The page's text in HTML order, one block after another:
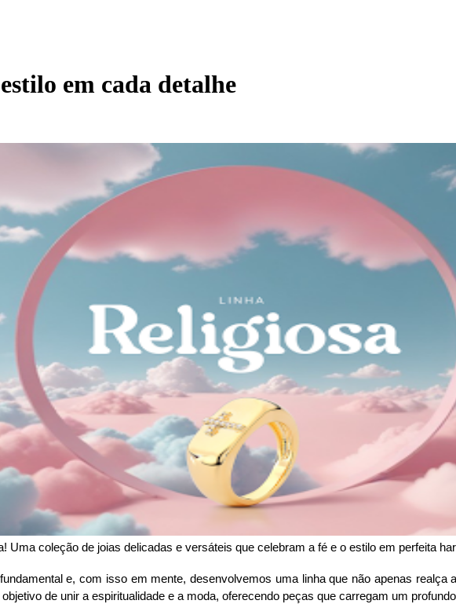
em cada detalhe
Uma coleção de joias delicadas e versáteis que celebram a fé e o estilo em perfeita
e, com isso em mente, desenvolvemos uma linha que não apenas
de unir a espiritualidade e a moda, oferecendo peças que carregam um